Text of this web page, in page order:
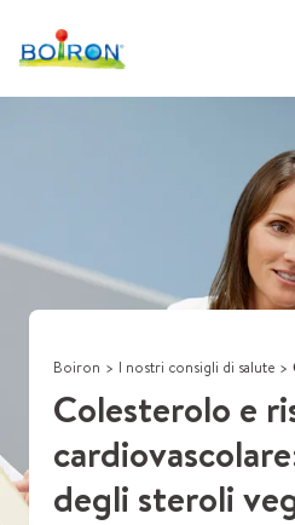
Boiron > I nostri consigli di salute >
Colesterolo e
degli steroli